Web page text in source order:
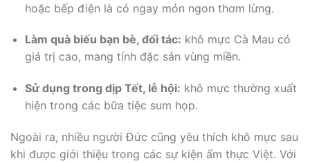
hoặc bếp điện là có ngay món ngon thơm lừng.
Làm quà biếu bạn bè, đối tác: khô mực Cà Mau có
giá trị cao, mang tính đặc sản vùng miền.
Sử dụng trong dịp Tết, lễ hội: khô mực thường xuất
hiện trong các bữa tiệc sum họp.
Ngoài ra, nhiều người Đức cũng yêu thích khô mực sau
khi được giới thiệu trong các sự kiện ẩm thực Việt. Với